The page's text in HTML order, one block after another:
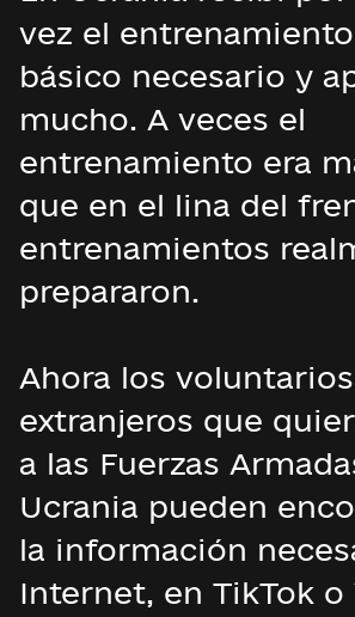
vez el
básico necesario y
mucho. A veces el
entrenamiento era
que en el lina del
entrenamientos
prepararon.
Ahora los voluntarios
extranjeros que
a las Fuerzas
Ucrania pueden
la información
Internet, en TikTok o